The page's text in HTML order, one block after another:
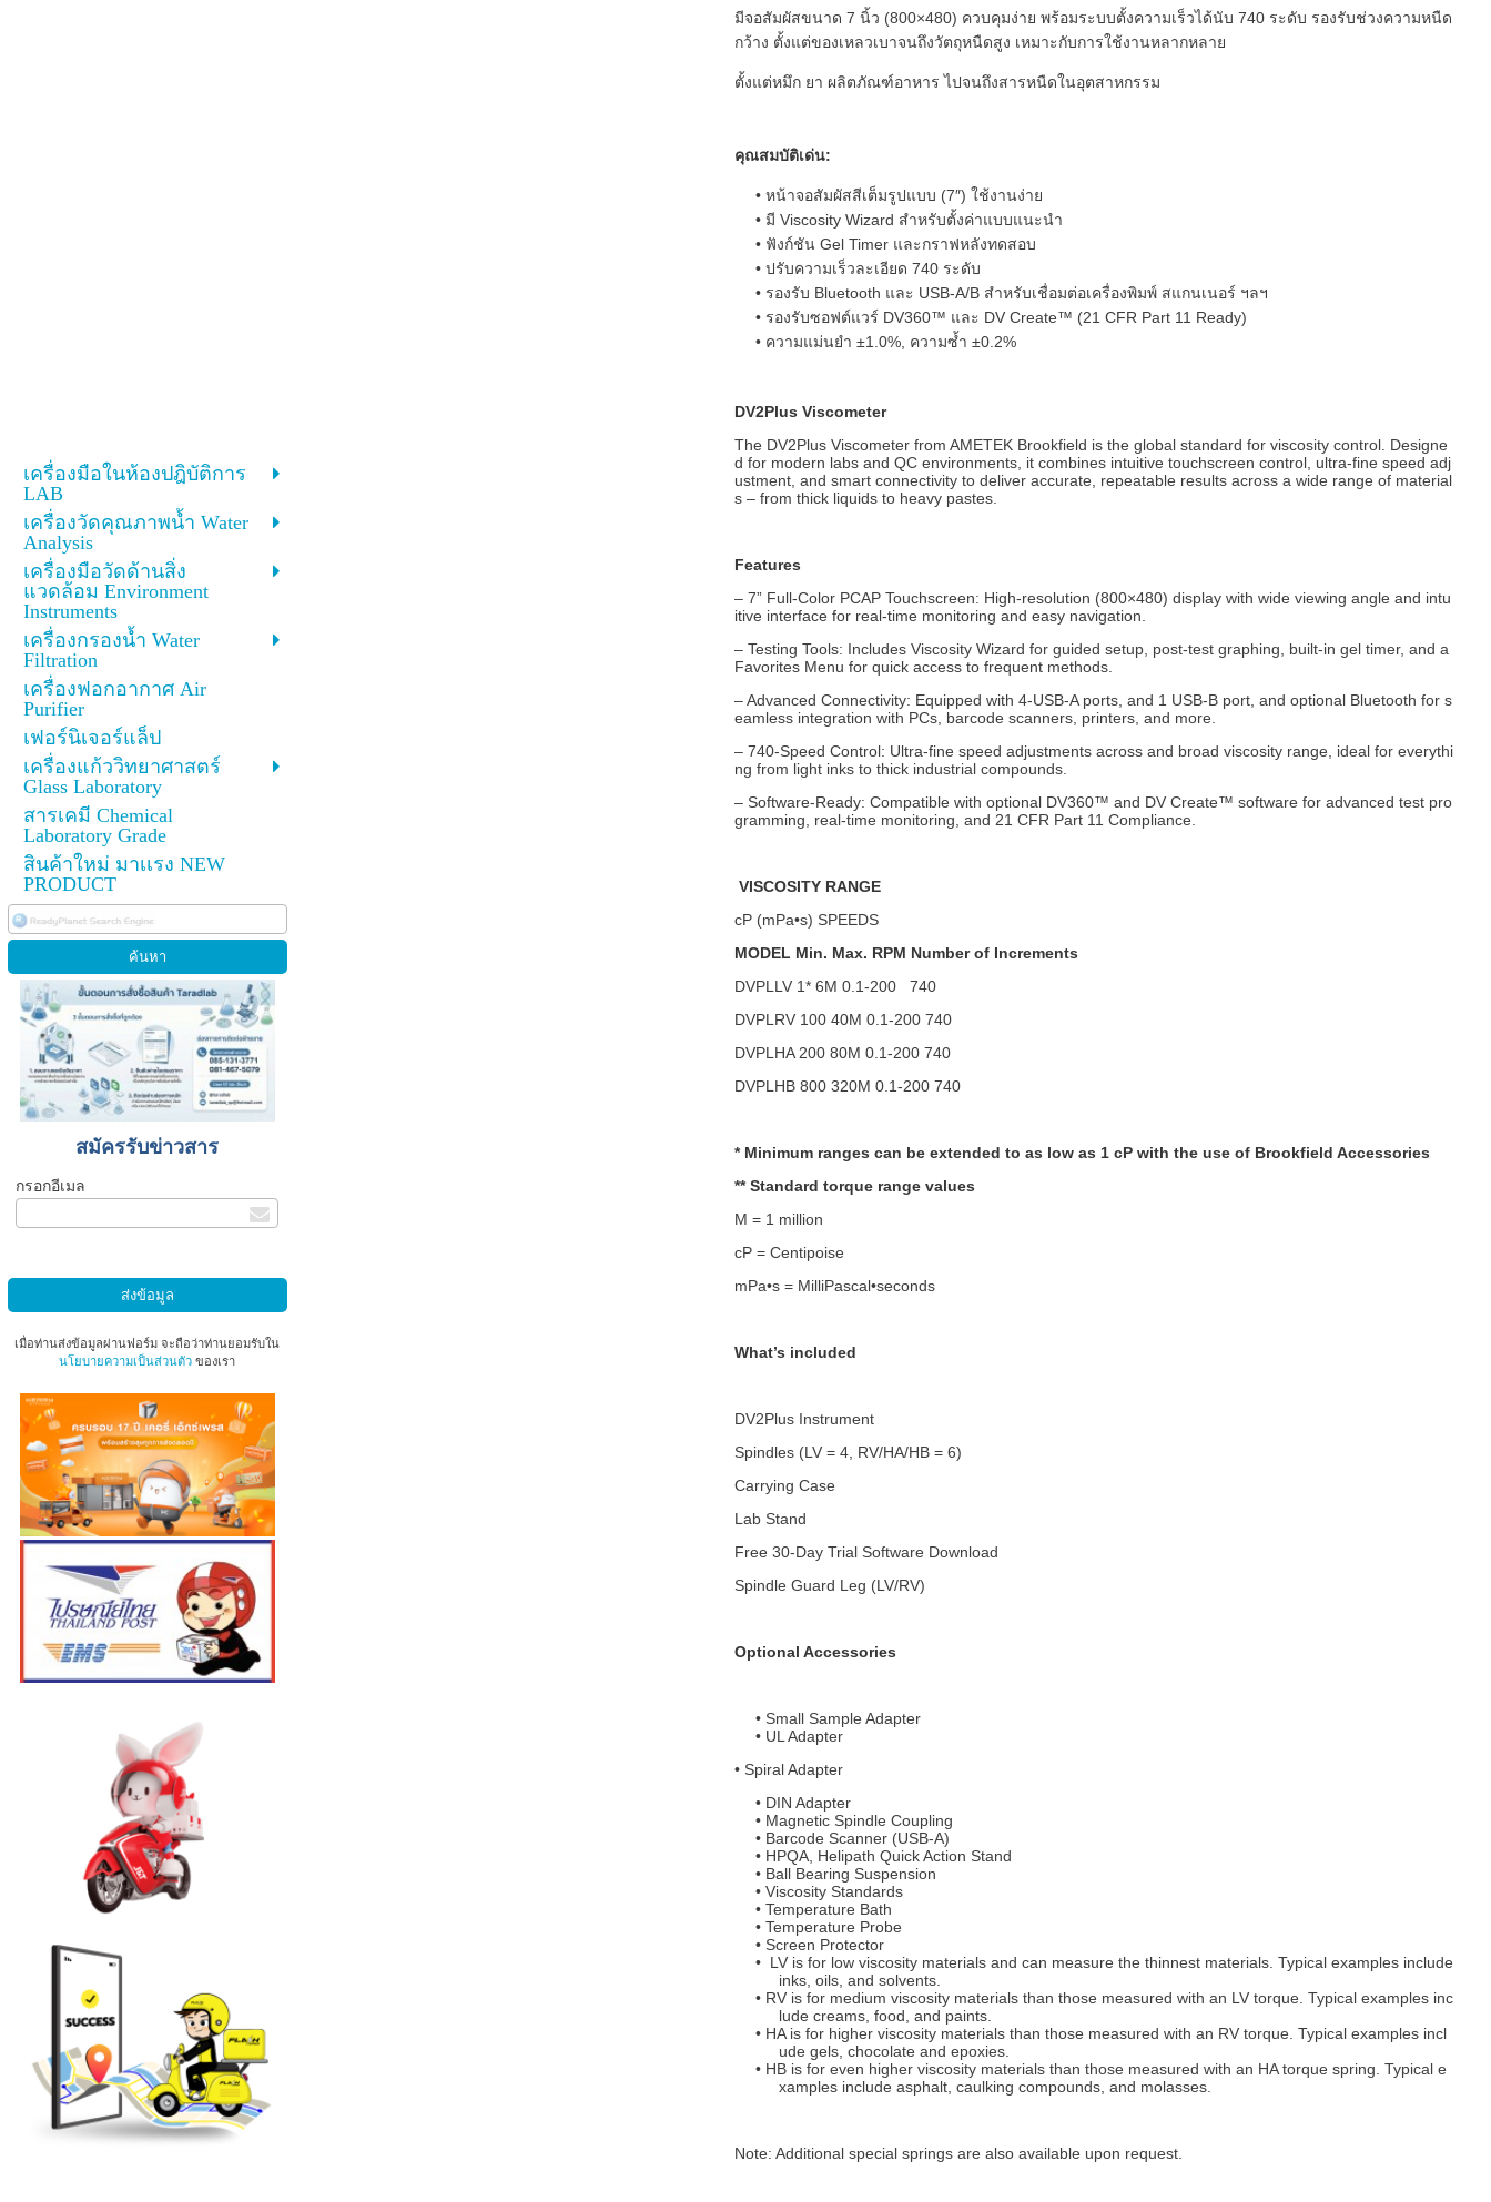
เครื่องมือในห้องปฎิบัติการ
LAB
เครื่องวัดคุณภาพน้ำ Water
Analysis
เครื่องมือวัดด้านสิ่ง
แวดล้อม Environment
Instruments
เครื่องกรองน้ำ Water
Filtration
เครื่องฟอกอากาศ Air
Purifier
เฟอร์นิเจอร์แล็ป
เครื่องแก้ววิทยาศาสตร์
Glass Laboratory
สารเคมี Chemical
Laboratory Grade
สินค้าใหม่ มาเเรง NEW
PRODUCT
สมัครรับข่าวสาร
กรอกอีเมล
เมื่อท่านส่งข้อมูลผ่านฟอร์ม จะถือว่าท่านยอมรับใน
นโยบายความเป็นส่วนตัว ของเรา
มีจอสัมผัสขนาด 7 นิ้ว (800×480) ควบคุมง่าย พร้อมระบบตั้งความเร็วได้นับ 740 ระดับ รองรับช่วงความหนืด
กว้าง ตั้งแต่ของเหลวเบาจนถึงวัตถุหนืดสูง เหมาะกับการใช้งานหลากหลาย
ตั้งแต่หมึก ยา ผลิตภัณฑ์อาหาร ไปจนถึงสารหนืดในอุตสาหกรรม
คุณสมบัติเด่น:
หน้าจอสัมผัสสีเต็มรูปแบบ (7″) ใช้งานง่าย
มี Viscosity Wizard สำหรับตั้งค่าแบบแนะนำ
ฟังก์ชัน Gel Timer และกราฟหลังทดสอบ
ปรับความเร็วละเอียด 740 ระดับ
รองรับ Bluetooth และ USB-A/B สำหรับเชื่อมต่อเครื่องพิมพ์ สแกนเนอร์ ฯลฯ
รองรับซอฟต์แวร์ DV360™ และ DV Create™ (21 CFR Part 11 Ready)
ความแม่นยำ ±1.0%, ความซ้ำ ±0.2%
DV2Plus Viscometer
The DV2Plus Viscometer from AMETEK Brookfield is the global standard for viscosity control. Designe
d for modern labs and QC environments, it combines intuitive touchscreen control, ultra-fine speed adj
ustment, and smart connectivity to deliver accurate, repeatable results across a wide range of material
s – from thick liquids to heavy pastes.
Features
– 7” Full-Color PCAP Touchscreen: High-resolution (800×480) display with wide viewing angle and intu
itive interface for real-time monitoring and easy navigation.
– Testing Tools: Includes Viscosity Wizard for guided setup, post-test graphing, built-in gel timer, and a
Favorites Menu for quick access to frequent methods.
– Advanced Connectivity: Equipped with 4-USB-A ports, and 1 USB-B port, and optional Bluetooth for s
eamless integration with PCs, barcode scanners, printers, and more.
– 740-Speed Control: Ultra-fine speed adjustments across and broad viscosity range, ideal for everythi
ng from light inks to thick industrial compounds.
– Software-Ready: Compatible with optional DV360™ and DV Create™ software for advanced test pro
gramming, real-time monitoring, and 21 CFR Part 11 Compliance.
VISCOSITY RANGE
cP (mPa•s) SPEEDS
MODEL Min. Max. RPM Number of Increments
DVPLLV 1* 6M 0.1-200 740
DVPLRV 100 40M 0.1-200 740
DVPLHA 200 80M 0.1-200 740
DVPLHB 800 320M 0.1-200 740
* Minimum ranges can be extended to as low as 1 cP with the use of Brookfield Accessories
** Standard torque range values
M = 1 million
cP = Centipoise
mPa•s = MilliPascal•seconds
What’s included
DV2Plus Instrument
Spindles (LV = 4, RV/HA/HB = 6)
Carrying Case
Lab Stand
Free 30-Day Trial Software Download
Spindle Guard Leg (LV/RV)
Optional Accessories
Small Sample Adapter
UL Adapter
• Spiral Adapter
DIN Adapter
Magnetic Spindle Coupling
Barcode Scanner (USB-A)
HPQA, Helipath Quick Action Stand
Ball Bearing Suspension
Viscosity Standards
Temperature Bath
Temperature Probe
Screen Protector
LV is for low viscosity materials and can measure the thinnest materials. Typical examples include
inks, oils, and solvents.
RV is for medium viscosity materials than those measured with an LV torque. Typical examples inc
lude creams, food, and paints.
HA is for higher viscosity materials than those measured with an RV torque. Typical examples incl
ude gels, chocolate and epoxies.
HB is for even higher viscosity materials than those measured with an HA torque spring. Typical e
xamples include asphalt, caulking compounds, and molasses.
Note: Additional special springs are also available upon request.